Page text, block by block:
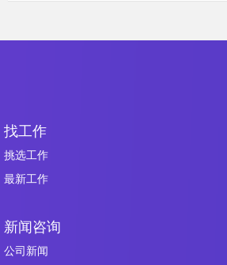
找工作
挑选工作
最新工作
新闻咨询
公司新闻